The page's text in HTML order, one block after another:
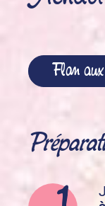
Flan